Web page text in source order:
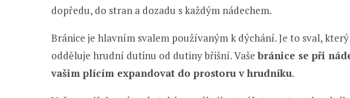
dopředu, do stran a dozadu s každým nádechem.
Bránice je hlavním svalem používaným k dýchání. Je to sval,
odděluje hrudní dutinu od dutiny břišní. Vaše bránice se při
vašim plícím expandovat do prostoru v hrudníku.